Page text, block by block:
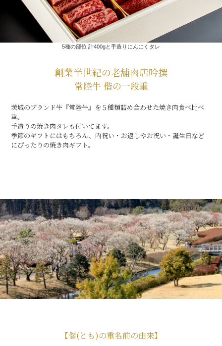
029-254-2441
受付：9:00～17:30(日曜日を除く)
お問合せフォーム
5種の部位 計400gと手造りにんにくタレ
創業半世紀の老舗肉店吟撰
常陸牛 偕の一段重
茨城のブランド牛『常陸牛』を５種類詰め合わせた焼き肉食べ比べ
重。
手造りの焼き肉タレも付いてます。
季節のギフトにはもちろん、内祝い・お返しやお祝い・誕生日など
にぴったりの焼き肉ギフト。
【偕(とも)の重名前の由来】